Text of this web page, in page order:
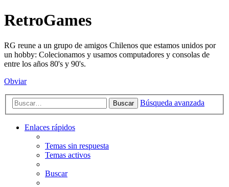
RetroGames
RG reune a un grupo de amigos Chilenos que estamos unidos por
un hobby: Colecionamos y usamos computadores y consolas de
entre los años 80's y 90's.
Obviar
Buscar Búsqueda avanzada
Enlaces rápidos
Temas sin respuesta
Temas activos
Buscar